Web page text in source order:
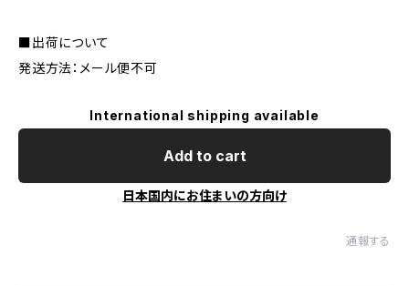
■出荷について
発送方法：メール便不可
International shipping available
Add to cart
日本国内にお住まいの方向け
通報する